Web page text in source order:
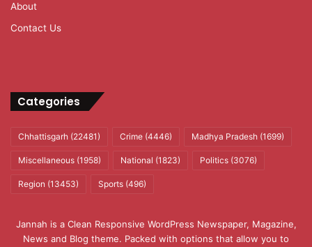
About
Contact Us
Categories
Chhattisgarh (22481) Crime (4446) Madhya Pradesh (1699)
Miscellaneous (1958) National (1823) Politics (3076)
Region (13453) Sports (496)
Jannah is a Clean Responsive WordPress Newspaper, Magazine,
News and Blog theme. Packed with options that allow you to